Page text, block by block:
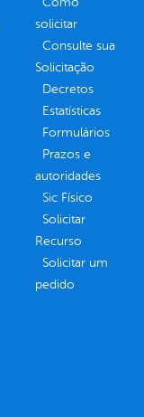
solicitar
Consulte sua
Solicitação
Decretos
Estatísticas
Formulários
Prazos e
autoridades
Sic Físico
Solicitar
Recurso
Solicitar um
pedido